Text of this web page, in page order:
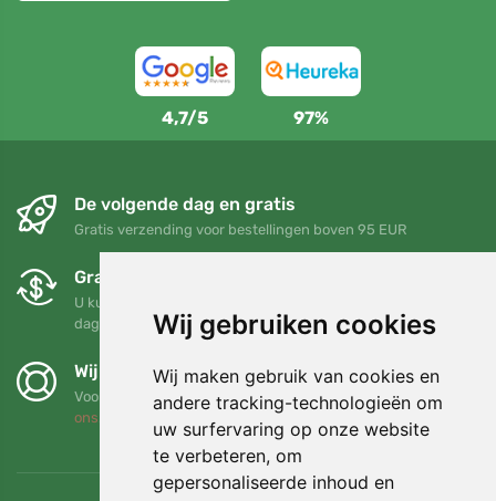
Wij gebruiken cookies
Wij maken gebruik van cookies en
andere tracking-technologieën om
uw surfervaring op onze website
te verbeteren, om
gepersonaliseerde inhoud en
4,7/5 97%
De volgende dag en gratis
Gratis verzending voor bestellingen boven 95 EUR
Gratis ruilen en retourneren
U kunt uw bestelling op elk gewenst moment binnen 90
dagen retourneren of ruilen
Wij steunen Trees.org
Voor elke bestelling planten we een boom! Lees meer Over
ons